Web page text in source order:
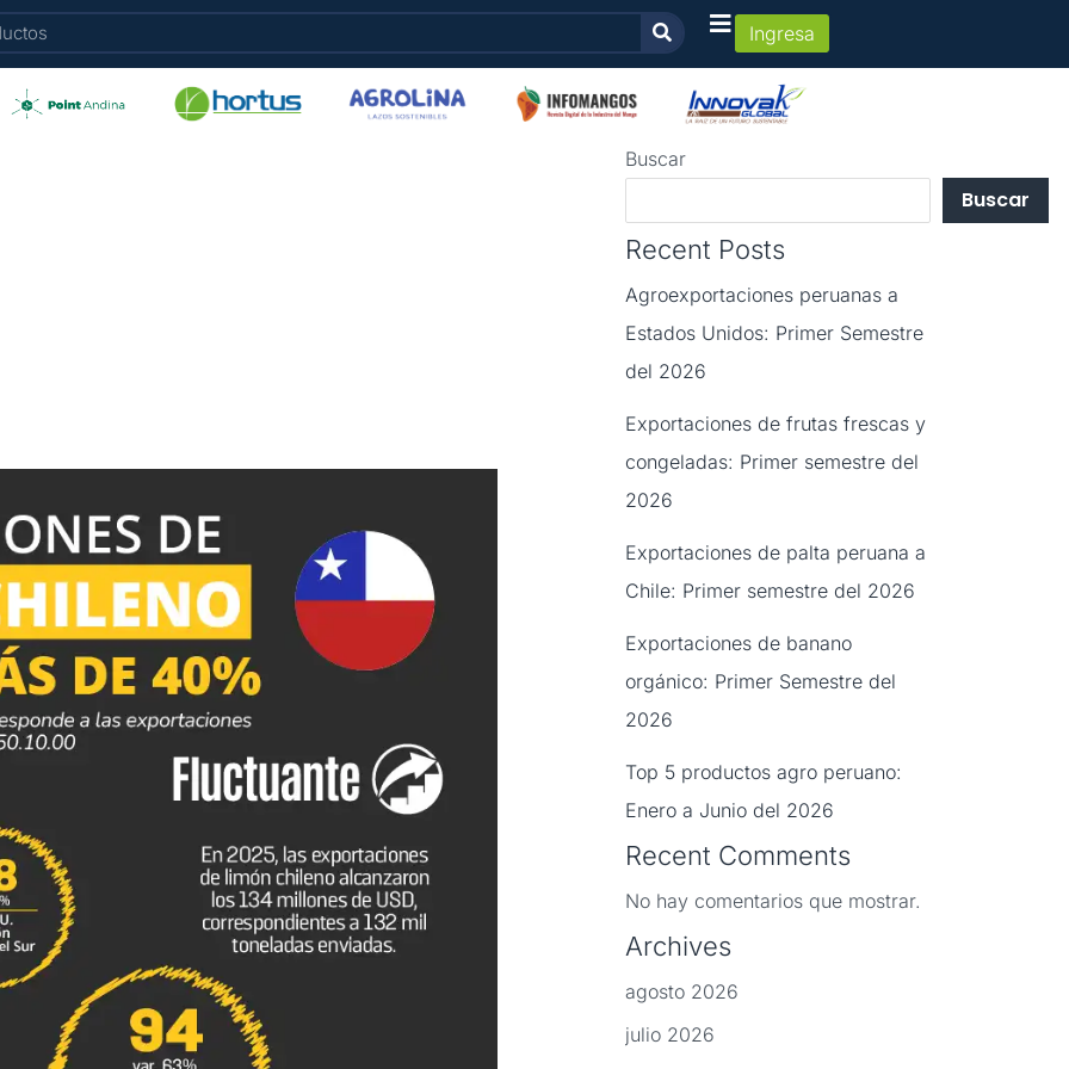
Ingresa
Buscar
Buscar
Recent Posts
Agroexportaciones peruanas a
Estados Unidos: Primer Semestre
del 2026
Exportaciones de frutas frescas y
congeladas: Primer semestre del
2026
Exportaciones de palta peruana a
Chile: Primer semestre del 2026
Exportaciones de banano
orgánico: Primer Semestre del
2026
Top 5 productos agro peruano:
Enero a Junio del 2026
Recent Comments
No hay comentarios que mostrar.
Archives
agosto 2026
julio 2026